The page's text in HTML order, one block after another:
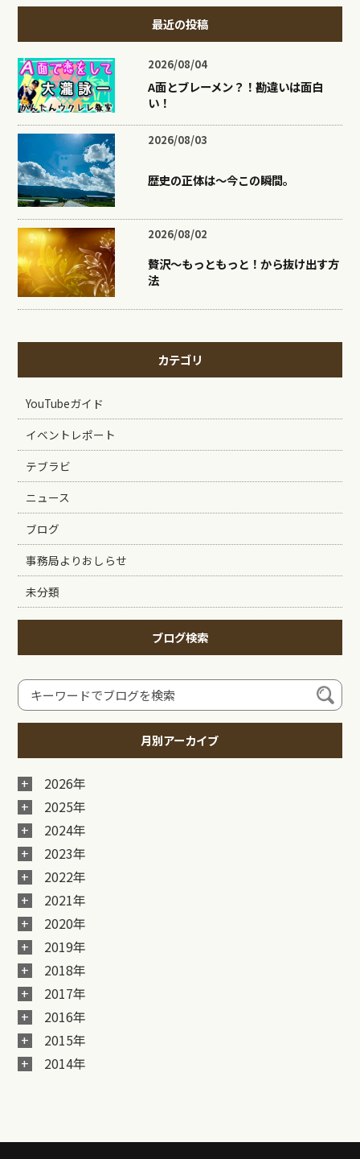
最近の投稿
2026/08/04
A面とブレーメン？！勘違いは面白
い！
2026/08/03
歴史の正体は〜今この瞬間。
2026/08/02
贅沢〜もっともっと！から抜け出す方
法
カテゴリ
YouTubeガイド
イベントレポート
テブラビ
ニュース
ブログ
事務局よりおしらせ
未分類
ブログ検索
月別アーカイブ
2026年
2025年
2024年
2023年
2022年
2021年
2020年
2019年
2018年
2017年
2016年
2015年
2014年